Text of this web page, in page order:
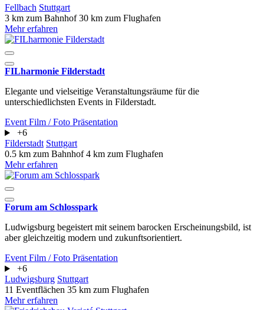
Fellbach Stuttgart
3 km zum Bahnhof30 km zum Flughafen
Mehr erfahren
FILharmonie Filderstadt
Elegante und vielseitige Veranstaltungsräume für die
unterschiedlichsten Events in Filderstadt.
Event Film / Foto Präsentation
+6
Filderstadt Stuttgart
0.5 km zum Bahnhof4 km zum Flughafen
Mehr erfahren
Forum am Schlosspark
Ludwigsburg begeistert mit seinem barocken Erscheinungsbild, ist
aber gleichzeitig modern und zukunftsorientiert.
Event Film / Foto Präsentation
+6
Ludwigsburg Stuttgart
11 Eventflächen 35 km zum Flughafen
Mehr erfahren